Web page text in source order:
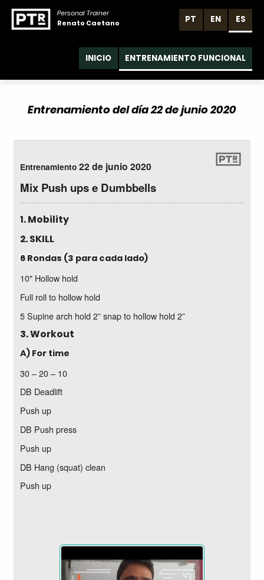
Personal Trainer
Renato Caetano PT EN ES
INICIO ENTRENAMIENTO FUNCIONAL
Entrenamiento del día 22 de junio 2020
Entrenamiento 22 de junio 2020
Mix Push ups e Dumbbells
1. Mobility
2. SKILL
6 Rondas (3 para cada lado)
10" Hollow hold
Full roll to hollow hold
5 Supine arch hold 2” snap to hollow hold 2”
3. Workout
A) For time
30 – 20 – 10
DB Deadlift
Push up
DB Push press
Push up
DB Hang (squat) clean
Push up